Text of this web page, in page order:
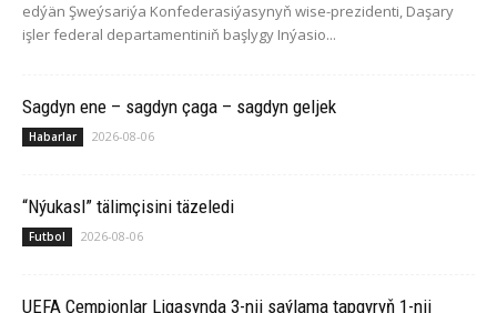
edýän Şweýsariýa Konfederasiýasynyň wise-prezidenti, Daşary
işler federal departamentiniň başlygy Inýasio...
Sagdyn ene – sagdyn çaga – sagdyn geljek
Habarlar 2026-08-06
“Nýukasl” tälimçisini täzeledi
Futbol 2026-08-06
UEFA Çempionlar Ligasynda 3-nji saýlama tapgyryň 1-nji